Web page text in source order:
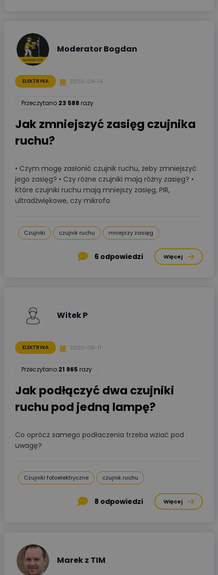
Moderator Bogdan
ELEKTRYKA 2020-04-14
Przeczytano 23 588 razy
Jak zmniejszyć zasięg czujnika
ruchu?
• Czym mogę zasłonić czujnik ruchu, żeby zmniejszyć
jego zasięg? • Czy różne czujniki mają różny zasięg? •
Które czujniki ruchu mają mniejszy zasięg, PIR,
ultradźwiękowe, czy mikrofa
Czujniki czujnik ruchu mniejszy zasięg
6 odpowiedzi Więcej
Witek P
ELEKTRYKA 2020-08-11
Przeczytano 21 965 razy
Jak podłączyć dwa czujniki
ruchu pod jedną lampę?
Co oprócz samego podłaczenia trzeba wziać pod
uwagę?
Czujniki fotoelektryczne czujnik ruchu
8 odpowiedzi Więcej
Marek z TIM